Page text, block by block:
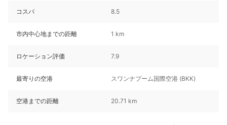
コスパ 8.5
市内中心地までの距離 1 km
ロケーション評価 7.9
最寄りの空港 スワンナプーム国際空港 (BKK)
空港までの距離 20.71 km